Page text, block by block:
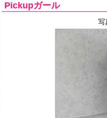
Pickupガール
写